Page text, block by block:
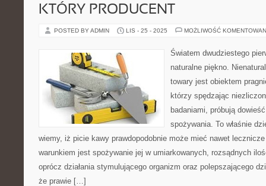
KTÓRY PRODUCENT
POSTED BY ADMIN LIS - 25 - 2025 MOŻLIWOŚĆ
Światem dwudziestego
naturalne piękno.
towary jest obiektem
którzy spędzając
badaniami, próbują
spożywania. To właśnie
wiemy, iż picie kawy prawdopodobnie może mieć nawet
warunkiem jest spożywanie jej w umiarkowanych, rozsądnych
oprócz działania stymulującego organizm oraz polepszającego
że prawie […]